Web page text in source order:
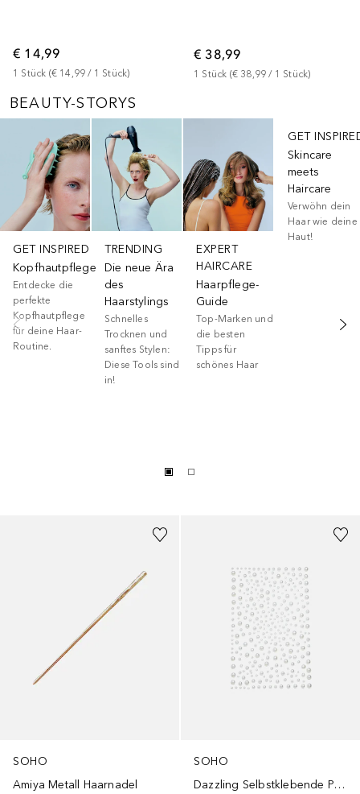
€ 14,99
1 Stück (€ 14,99 / 1 Stück)
€ 38,99
1 Stück (€ 38,99 / 1 Stück)
BEAUTY-STORYS
Überspringen
GET INSPIRED
Kopfhautpflege
Entdecke die
perfekte
Kopfhautpflege
für deine Haar-
Routine.
TRENDING
Die neue Ära
des
Haarstylings
Schnelles
Trocknen und
sanftes Stylen:
Diese Tools sind
in!
EXPERT
HAIRCARE
Haarpflege-
Guide
Top-Marken und
die besten
Tipps für
schönes Haar
GET
Skincare
meets
Haircare
Verwöhn dein
Haar wie deine
Haut!
SOHO
Amiya Metall Haarnadel
SOHO
Dazzling Selbstklebende Perlen